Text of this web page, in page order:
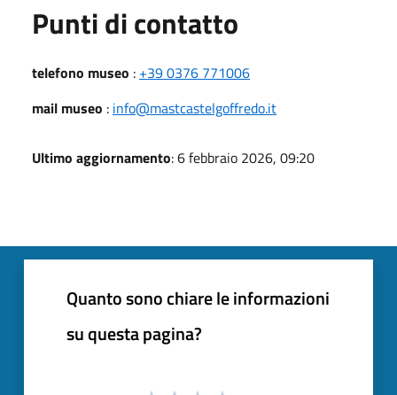
Punti di contatto
telefono museo : +39 0376 771006
mail museo : info@mastcastelgoffredo.it
Ultimo aggiornamento: 6 febbraio 2026, 09:20
Quanto sono chiare le informazioni
su questa pagina?